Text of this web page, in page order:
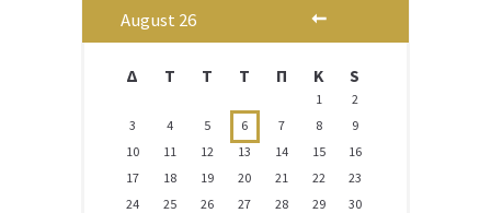
August 26
Δ T Τ Τ Π Κ S
1
2
3
4 5 6 7 8
9
10
11 12 13 14 15
16
17
18 19 20 21 22
23
24
25 26 27 28 29
30